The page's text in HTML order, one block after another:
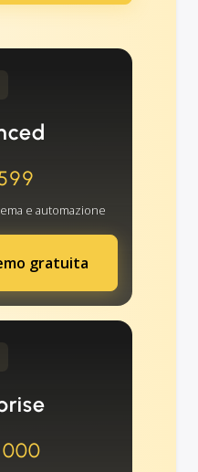
e automazione
gratuita